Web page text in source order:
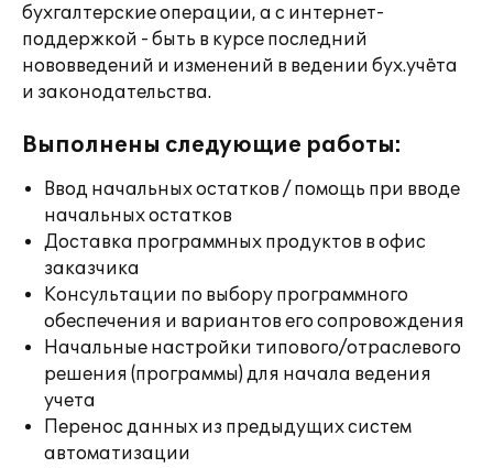
бухгалтерские операции, а с интернет-
поддержкой - быть в курсе последний
нововведений и изменений в ведении бух.учёта
и законодательства.
Выполнены следующие работы:
Ввод начальных остатков / помощь при вводе
начальных остатков
Доставка программных продуктов в офис
заказчика
Консультации по выбору программного
обеспечения и вариантов его сопровождения
Начальные настройки типового/отраслевого
решения (программы) для начала ведения
учета
Перенос данных из предыдущих систем
автоматизации